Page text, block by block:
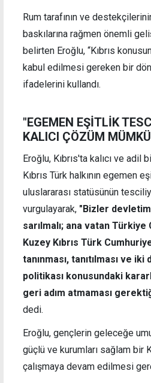
Rum tarafının ve
baskılarına rağmen önemli
belirten Eroğlu, “Kıbrıs
kabul edilmesi gereken bir
ifadelerini kullandı.
"EGEMEN EŞİTLİK
KALICI ÇÖZÜM
Eroğlu, Kıbrıs'ta kalıcı ve adil
Kıbrıs Türk halkının egemen
uluslararası statüsünün
vurgulayarak, "Bizler
sarılmalı; ana vatan
Kuzey Kıbrıs Türk
tanınması, tanıtılması ve
politikası konusundaki
geri adım atmaması
dedi.
Eroğlu, gençlerin geleceğe
güçlü ve kurumları sağlam bir
çalışmaya devam edilmesi